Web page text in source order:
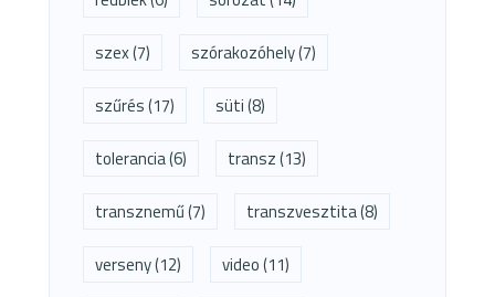
szex(7) szórakozóhely(7)
szűrés(17) süti(8)
tolerancia(6) transz(13)
transznemű(7) transzvesztita(8)
verseny(12) video(11)